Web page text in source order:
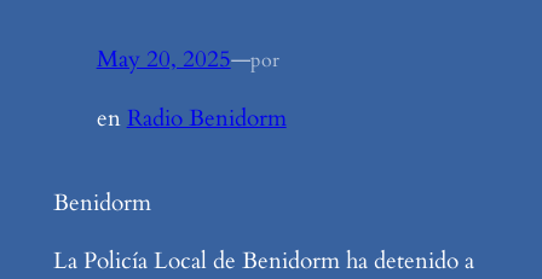
May 20, 2025—por
en Radio Benidorm
Benidorm
La Policía Local de Benidorm ha detenido a